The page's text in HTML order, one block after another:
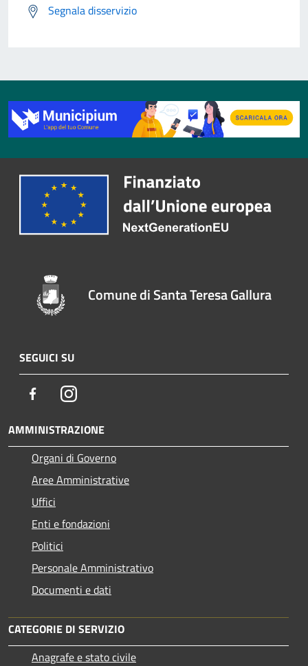
Segnala disservizio
Comune di Santa Teresa Gallura
SEGUICI SU
FacebookInstagram
AMMINISTRAZIONE
Organi di Governo
Aree Amministrative
Uffici
Enti e fondazioni
Politici
Personale Amministrativo
Documenti e dati
CATEGORIE DI SERVIZIO
Anagrafe e stato civile